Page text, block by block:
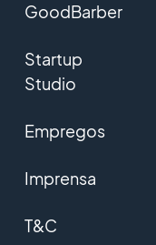
GoodBarber
Startup
Studio
Empregos
Imprensa
T&C